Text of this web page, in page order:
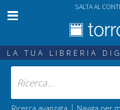
SALTA AL
LA TUA LIBRERIA
Ricerca avanzata | Naviga per